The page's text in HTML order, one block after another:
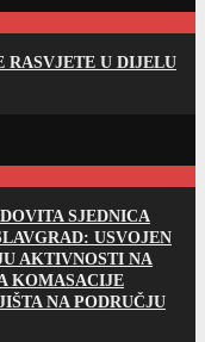
RASVJETE U DIJELU
SJEDNICA
USVOJEN
AKTIVNOSTI NA
KOMASACIJE
NA PODRUČJU